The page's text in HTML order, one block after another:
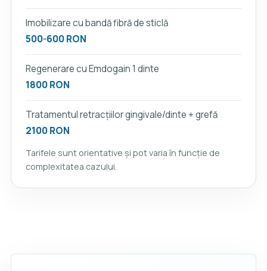
Imobilizare cu bandă fibră de sticlă
500-600 RON
Regenerare cu Emdogain 1 dinte
1800 RON
Tratamentul retracțiilor gingivale/dinte + grefă
2100 RON
Tarifele sunt orientative și pot varia în funcție de
complexitatea cazului.